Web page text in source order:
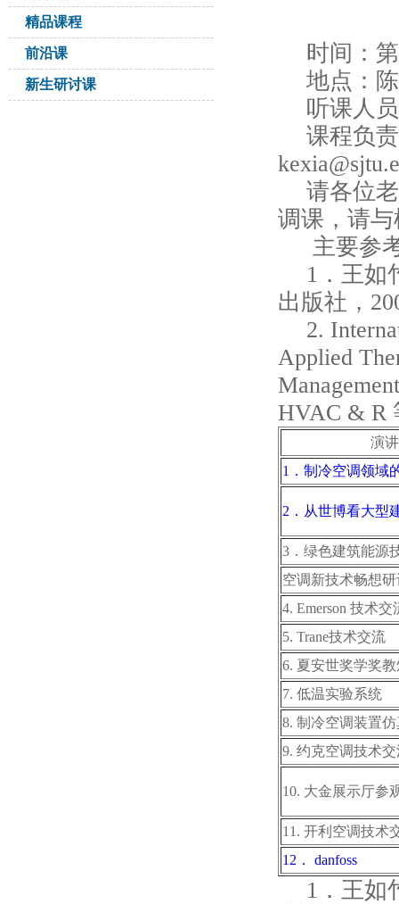
精品课程
前沿课
新生研讨课
时间：
地点：
听课人
课程负
请各位
调课，请
主要参
1．王如
出版社，
2.
Applied
HVAC & R
演
1．制冷空调领域
2．从世博看大型
3．绿色建筑能源
空调新技术畅想研
4. Emerson 技术交
5. Trane技术交流
6. 夏安世奖学奖
7. 低温实验系统
8. 制冷空调装置
9. 约克空调技术交
10. 大金展示厅参
11. 开利空调技术
12． danfoss
1．王如